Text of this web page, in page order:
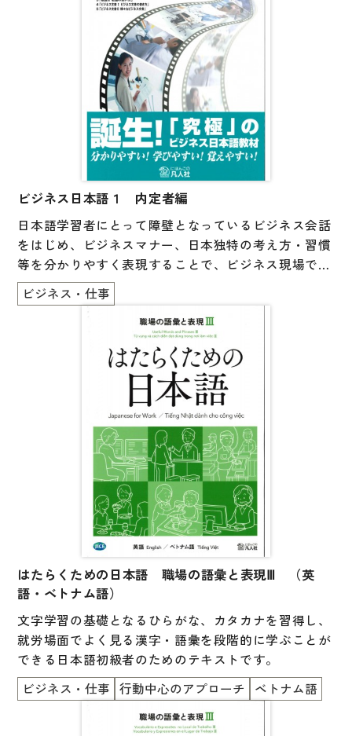
３）介護現場で必要な日本語力［日本語力］
４）介護の専門知識・専門用語［知識］
５）日本の社会や文化的な知識［知識］
６）自分で学ぶ力［学ぶ力］
＜この教材でできること＞
１）各課で何を学ぶかがわかる
２）専門的な文章がわかりやすい日本語で読める
３）実際の介護福祉士国家試験で日本を学習できる
４）自分の経験と結びつけて学習できる
６）インターネットに関連教材がある
ビジネス日本語１ 内定者編
日本語学習者にとって障壁となっているビジネス会話
をはじめ、ビジネスマナー、日本独特の考え方・習慣
等を分かりやすく表現することで、ビジネス現場です
ぐに役立つ会話を身につけてもらい、即戦力として活
躍できる人材を育成することを基本コンセプトとして
製作されたビジネス日本語教材。
ビジネス・仕事
はたらくための日本語 職場の語彙と表現Ⅲ （英
語・ベトナム語）
文字学習の基礎となるひらがな、カタカナを習得し、
就労場面でよく見る漢字・語彙を段階的に学ぶことが
できる日本語初級者のためのテキストです。
ビジネス・仕事 行動中心のアプローチ ベトナム語